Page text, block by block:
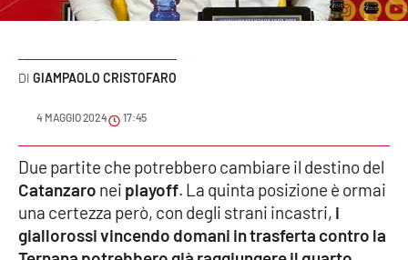
Podcast
Meteo
Editoriali
VIDEO
Ambiente
GIAMPAOLO CRISTOFARO
4 MAGGIO 2024 17:45
Due partite che potrebbero cambiare il destino del
Catanzaro nei playoff. La quinta posizione è ormai
una certezza però, con degli strani incastri, i
giallorossi vincendo domani in trasferta contro la